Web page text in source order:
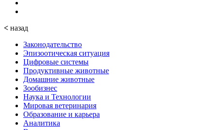
< назад
Законодательство
Эпизоотическая ситуация
Цифровые системы
Продуктивные животные
Домашние животные
Зообизнес
Наука и Технологии
Мировая ветеринария
Образование и карьера
Аналитика